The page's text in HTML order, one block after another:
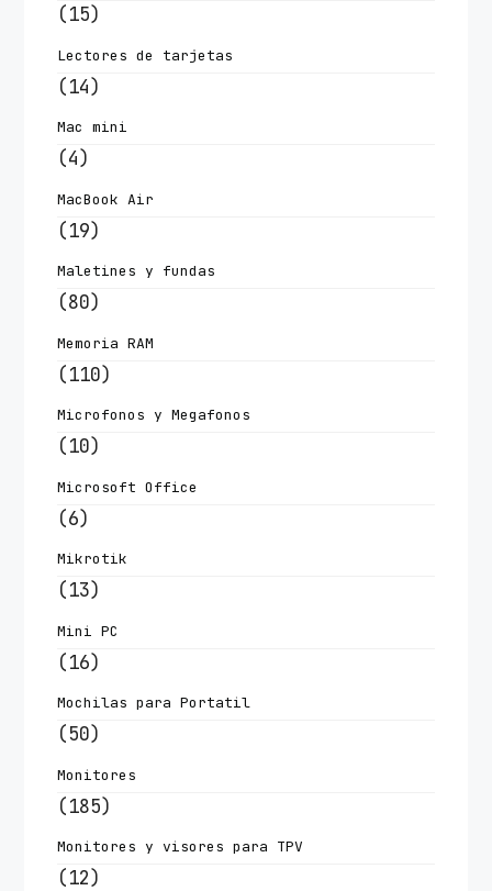
(15)
Lectores de tarjetas
(14)
Mac mini
(4)
MacBook Air
(19)
Maletines y fundas
(80)
Memoria RAM
(110)
Microfonos y Megafonos
(10)
Microsoft Office
(6)
Mikrotik
(13)
Mini PC
(16)
Mochilas para Portatil
(50)
Monitores
(185)
Monitores y visores para TPV
(12)